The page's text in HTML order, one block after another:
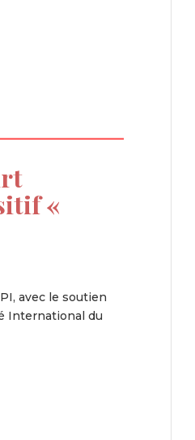
«
avec le soutien
International du